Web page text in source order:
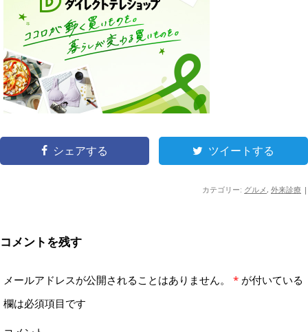
シェアする ツイートする
カテゴリー: グルメ, 外来診療 |
コメントを残す
メールアドレスが公開されることはありません。 * が付いている
欄は必須項目です